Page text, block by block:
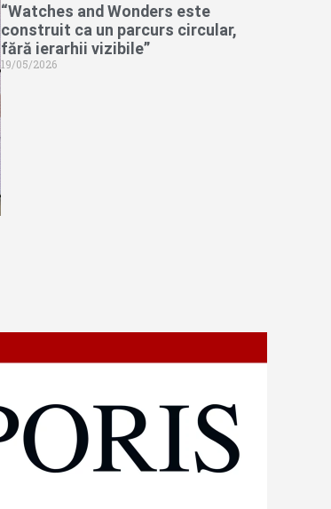
“Watches and Wonders este
construit ca un parcurs circular,
fără ierarhii vizibile”
19/05/2026